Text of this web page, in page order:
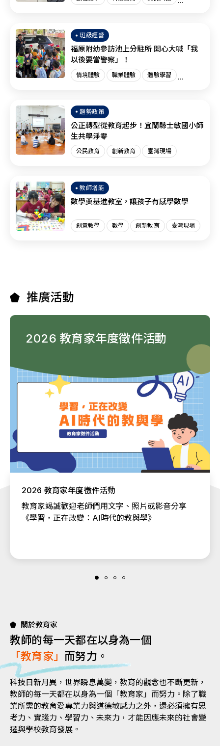
班級經營
福原附幼參訪池上分駐所 開心大喊「我
以後要當警察」！
情境體驗 職業體驗 體驗學習
趨勢政策
公正轉型從教育起步！宜蘭縣士敏國小師
生共學淨零
公民教育 創新教育 臺灣現場
教師增能
數學奠基進教室，讓孩子有感學數學
創意教學 數學 創新教育 臺灣現場
推廣活動
2026 教育家年度徵件活動
2026 教育家年度徵件活動
教育家竭誠歡迎老師們用文字、照片或影音分享
《學習，正在改變：AI時代的教與學》
關於教育家
教師的每一天都在以身為一個
「教育家」 而努力。
科技日新月異，世界瞬息萬變，教育的觀念也不斷更新，
教師的每一天都在以身為一個「教育家」而努力。除了職
業所需的教育愛專業力與道德敏感力之外，還必須擁有思
考力、實踐力、學習力、未來力，才能因應未來的社會變
遷與學校教育發展。